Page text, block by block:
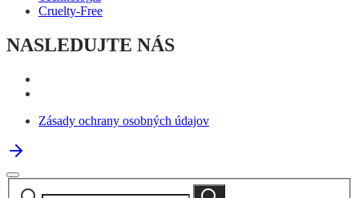
Cruelty-Free
NASLEDUJTE NÁS
Zásady ochrany osobných údajov
Hľadať:
Vyhľadávanie